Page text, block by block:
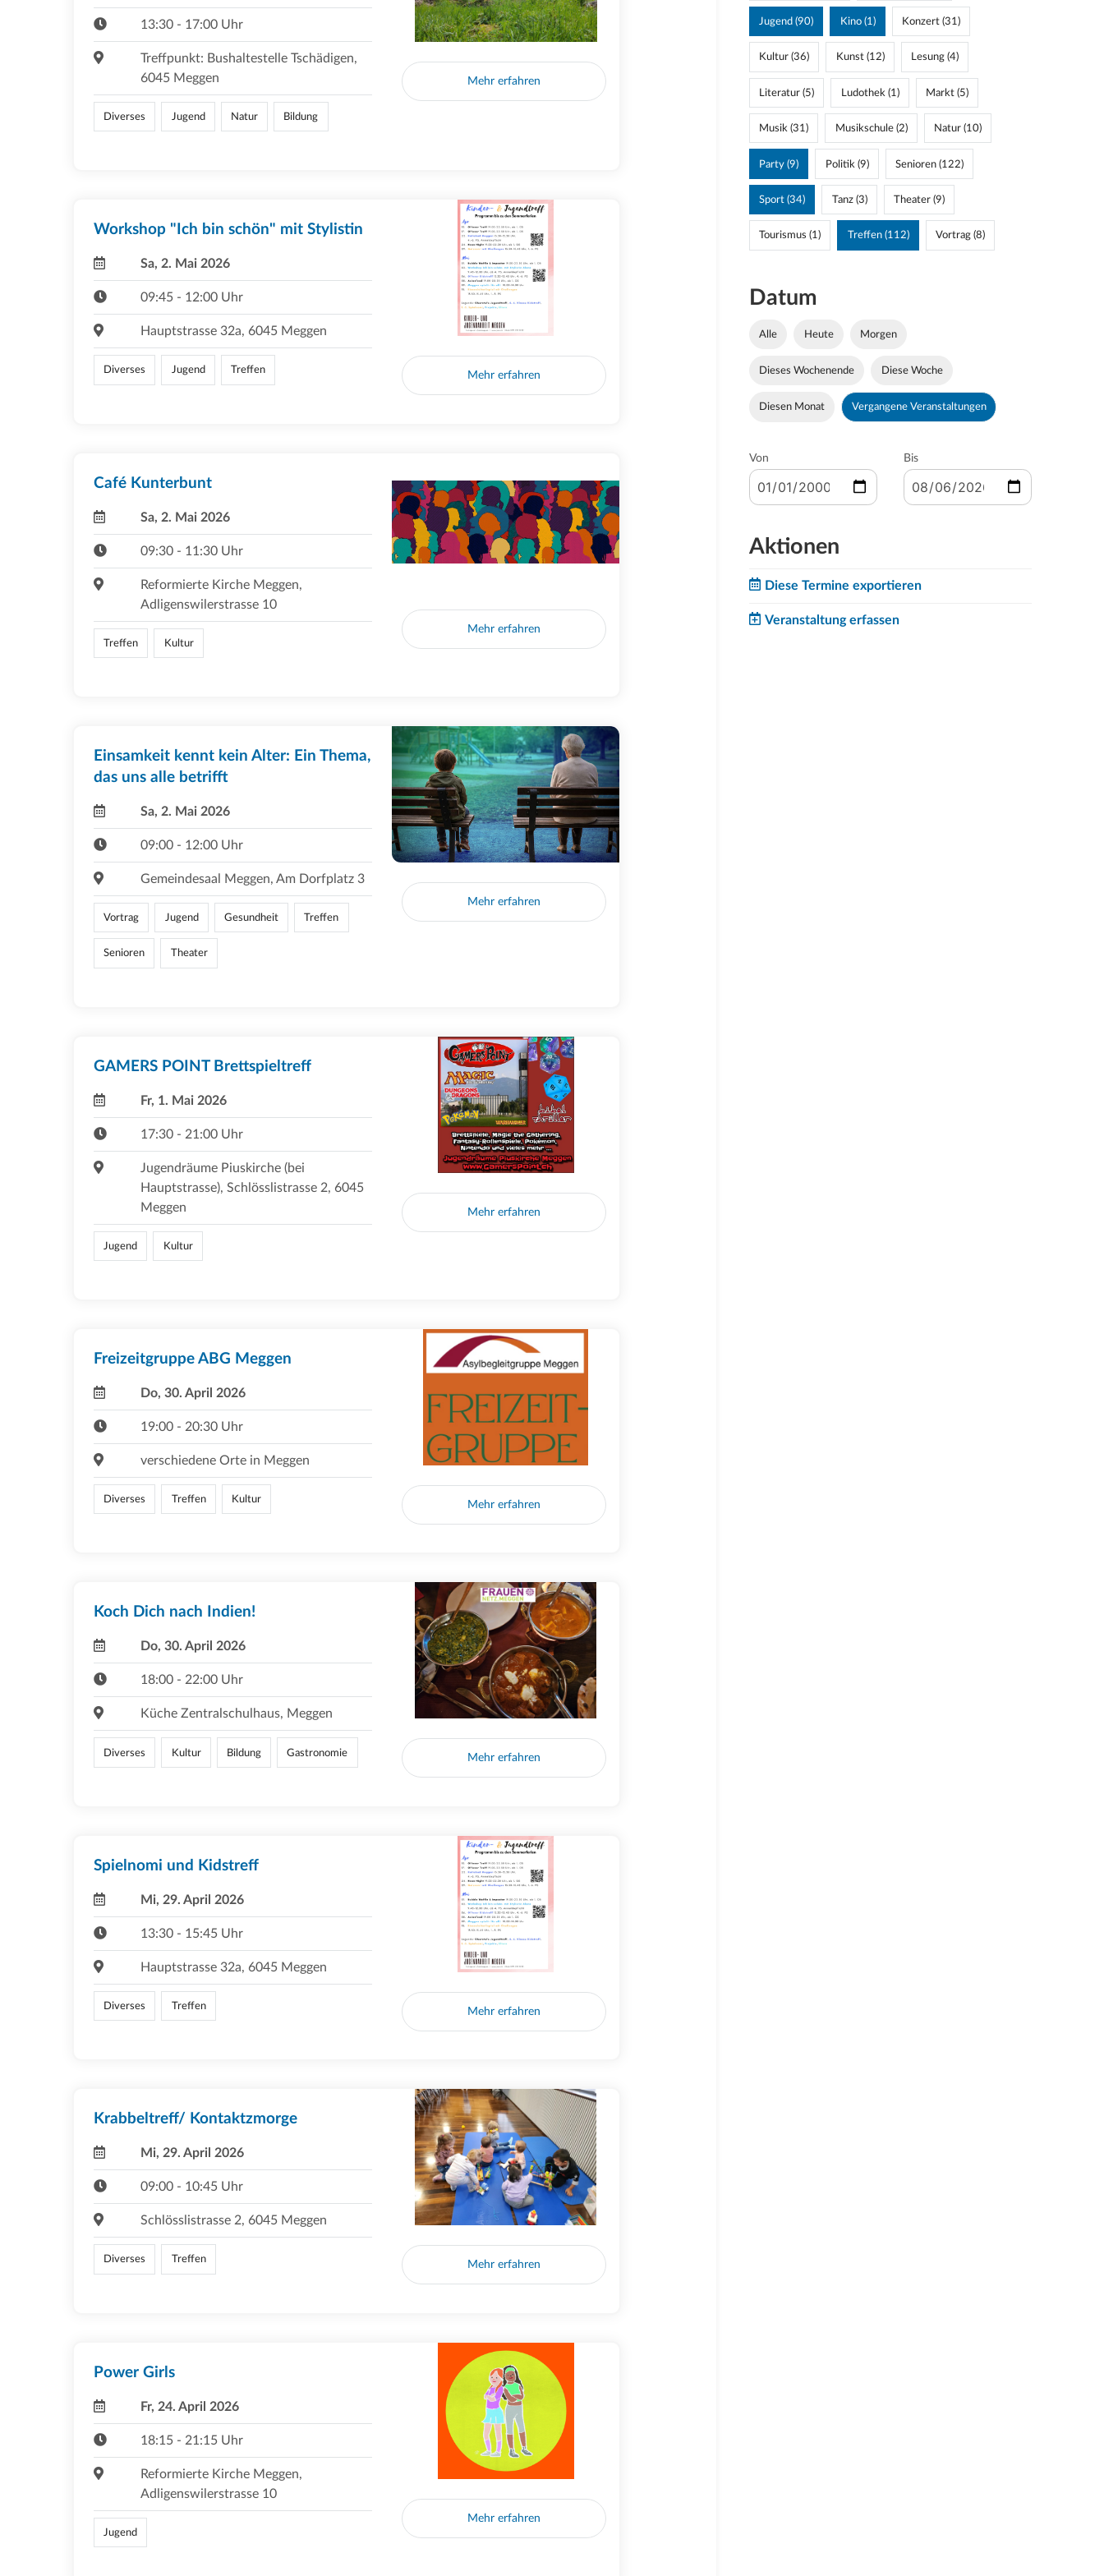
13:30 - 17:00 Uhr
Treffpunkt: Bushaltestelle Tschädigen,
6045 Meggen
Diverses Jugend Natur Bildung
Mehr erfahren
Workshop "Ich bin schön" mit Stylistin
Sa, 2. Mai 2026
09:45 - 12:00 Uhr
Hauptstrasse 32a, 6045 Meggen
Diverses Jugend Treffen Mehr erfahren
Café Kunterbunt
Sa, 2. Mai 2026
09:30 - 11:30 Uhr
Reformierte Kirche Meggen,
Adligenswilerstrasse 10
Treffen Kultur
Mehr erfahren
Einsamkeit kennt kein Alter: Ein Thema,
das uns alle betrifft
Sa, 2. Mai 2026
09:00 - 12:00 Uhr
Gemeindesaal Meggen, Am Dorfplatz 3
Vortrag Jugend Gesundheit Treffen
Senioren Theater
Mehr erfahren
GAMERS POINT Brettspieltreff
Fr, 1. Mai 2026
17:30 - 21:00 Uhr
Jugendräume Piuskirche (bei
Hauptstrasse), Schlösslistrasse 2, 6045
Meggen
Jugend Kultur
Mehr erfahren
Freizeitgruppe ABG Meggen
Do, 30. April 2026
19:00 - 20:30 Uhr
verschiedene Orte in Meggen
Diverses Treffen Kultur Mehr erfahren
Koch Dich nach Indien!
Do, 30. April 2026
18:00 - 22:00 Uhr
Küche Zentralschulhaus, Meggen
Diverses Kultur Bildung Gastronomie Mehr erfahren
Spielnomi und Kidstreff
Mi, 29. April 2026
13:30 - 15:45 Uhr
Hauptstrasse 32a, 6045 Meggen
Diverses Treffen Mehr erfahren
Krabbeltreff/ Kontaktzmorge
Mi, 29. April 2026
09:00 - 10:45 Uhr
Schlösslistrasse 2, 6045 Meggen
Diverses Treffen Mehr erfahren
Power Girls
Fr, 24. April 2026
18:15 - 21:15 Uhr
Reformierte Kirche Meggen,
Adligenswilerstrasse 10
Jugend
Mehr erfahren
Jugend (90) Kino (1) Konzert (31)
Kultur (36) Kunst (12) Lesung (4)
Literatur (5) Ludothek (1) Markt (5)
Musik (31) Musikschule (2) Natur (10)
Party (9) Politik (9) Senioren (122)
Sport (34) Tanz (3) Theater (9)
Tourismus (1) Treffen (112) Vortrag (8)
Datum
Alle Heute Morgen
Dieses Wochenende Diese Woche
Diesen Monat Vergangene Veranstaltungen
Von Bis
Aktionen
Diese Termine exportieren
Veranstaltung erfassen